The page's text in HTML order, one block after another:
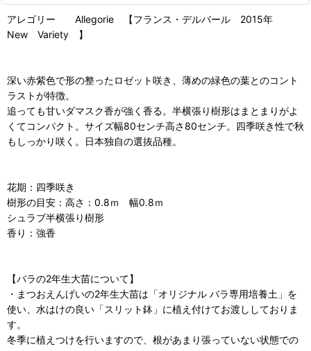
アレゴリー Allegorie 【フランス・デルバール 2015年
New Variety 】
深い赤紫色で形の整ったロゼット咲き、薄めの緑色の葉とのコント
ラストが特徴。
追っても甘いダマスク香が強く香る。半横張り樹形はまとまりがよ
くてコンパクト。サイズ幅80センチ高さ80センチ。四季咲き性で秋
もしっかり咲く。日本独自の選抜品種。
花期：四季咲き
樹形の目安：高さ：0.8ｍ 幅0.8ｍ
シュラブ半横張り樹形
香り：強香
【バラの2年生大苗について】
・まつおえんげいの2年生大苗は「オリジナル バラ専用培養土」を
使い、水はけの良い「スリット鉢」に植え付けてお渡ししておりま
す。
冬季に植えつけを行いますので、根があまり張っていない状態での